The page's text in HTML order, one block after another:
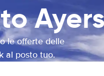
le offerte delle
al posto tuo.